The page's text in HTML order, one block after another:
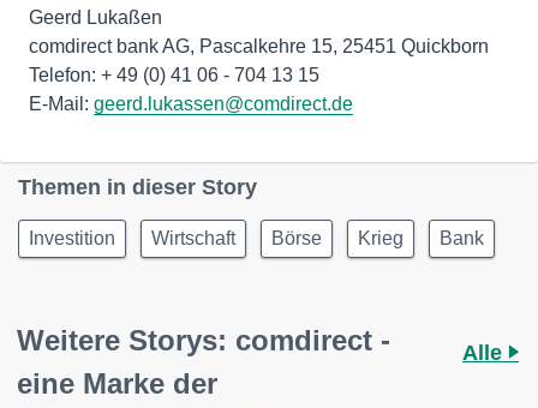
Geerd Lukaßen
comdirect bank AG, Pascalkehre 15, 25451 Quickborn
Telefon: + 49 (0) 41 06 - 704 13 15
E-Mail: geerd.lukassen@comdirect.de
Themen in dieser Story
Investition Wirtschaft Börse Krieg Bank
Weitere Storys: comdirect -
eine Marke der
Alle